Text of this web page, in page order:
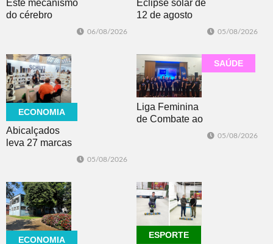
Este mecanismo
do cérebro
06/08/2026
Eclipse solar de
12 de agosto
fenômeno será
visível
05/08/2026
ECONOMIA
Abicalçados
leva 27 marcas
05/08/2026
SAÚDE
Liga Feminina
de Combate ao
05/08/2026
ECONOMIA
ESPORTE